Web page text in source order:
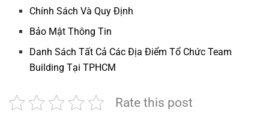
Chính Sách Và Quy Định
Bảo Mật Thông Tin
Danh Sách Tất Cả Các Địa Điểm Tổ Chức Team
Building Tại TPHCM
Rate this post